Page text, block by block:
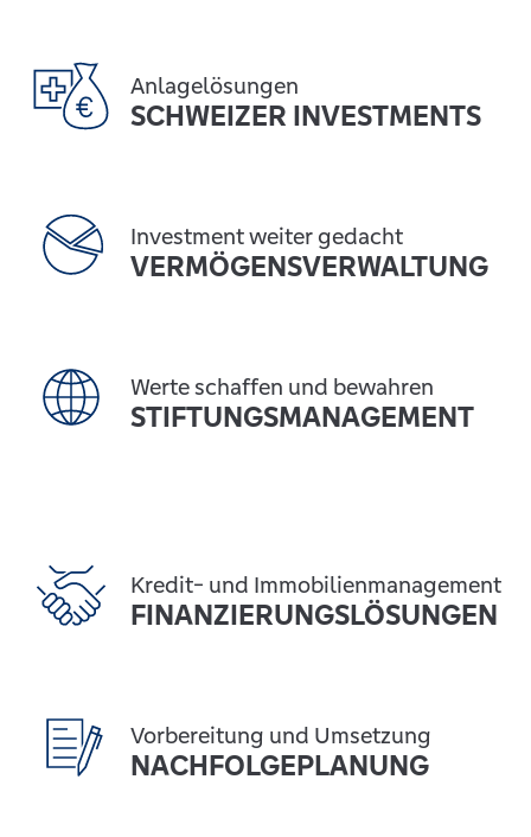
Anlagelösungen
SCHWEIZER INVESTMENTS
Investment weiter gedacht
VERMÖGENSVERWALTUNG
Werte schaffen und bewahren
STIFTUNGSMANAGEMENT
Kredit- und Immobilienmanagement
FINANZIERUNGSLÖSUNGEN
Vorbereitung und Umsetzung
NACHFOLGEPLANUNG